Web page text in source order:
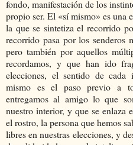
fondo, manifestación de los
propio ser. El «sí mismo» es una
la que se sintetiza el recorrido
recorrido pasa por los senderos
pero también por aquellos
recordamos, y que han ido
elecciones, el sentido de
mismo es el paso previo a
entregamos al amigo lo que
nuestro interior, y que se enlaza
el rostro, la persona que hemos
libres en nuestras elecciones, y